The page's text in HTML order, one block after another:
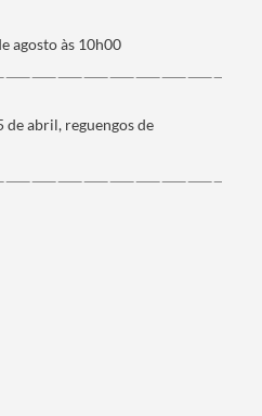
agosto às 10h00
de abril, reguengos de